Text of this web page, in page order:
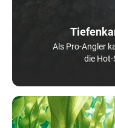
Als Pro-Angler
die